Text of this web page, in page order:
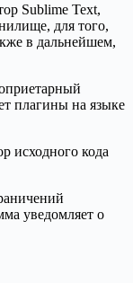
Sublime Text,
для того,
в дальнейшем,
плагины на языке
исходного кода
уведомляет о